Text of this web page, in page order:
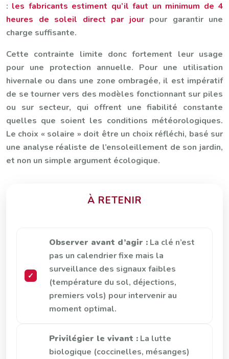
: les fabricants estiment qu’il faut un minimum de 4
heures de soleil direct par jourpour garantir une
charge suffisante.
Cette contrainte limite donc fortement leur usage
pour une protection annuelle. Pour une utilisation
hivernale ou dans une zone ombragée, il est impératif
de se tourner vers des modèles fonctionnant sur piles
ou sur secteur, qui offrent une fiabilité constante
quelles que soient les conditions météorologiques.
Le choix « solaire » doit être un choix réfléchi, basé sur
une analyse réaliste de l’ensoleillement de son jardin,
et non un simple argument écologique.
À RETENIR
Observer avant d’agir : La clé n’est
pas un calendrier fixe mais la
surveillance des signaux faibles
(température du sol, déjections,
premiers vols) pour intervenir au
moment optimal.
Privilégier le vivant : La lutte
biologique (coccinelles, mésanges)